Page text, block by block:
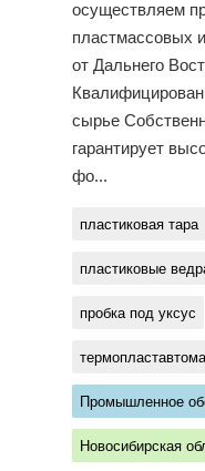
осуществляем
пластмассовых
от Дальнего
сырье
гарантирует
фо...
пластиковая тара
пластиковые
пробка под уксус
Промышленное
сплавы
Новосибирская